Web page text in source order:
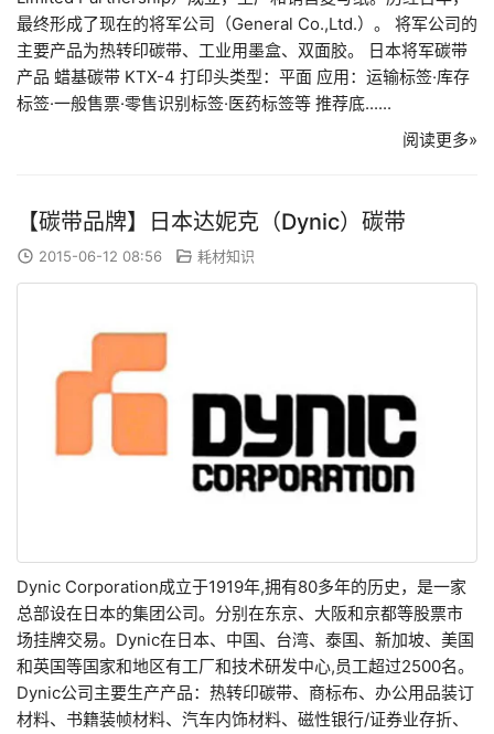
最终形成了现在的将军公司（General Co.,Ltd.）。 将军公司的
主要产品为热转印碳带、工业用墨盒、双面胶。 日本将军碳带
产品 蜡基碳带 KTX-4 打印头类型：平面 应用：运输标签·库存
标签·一般售票·零售识别标签·医药标签等 推荐底......
阅读更多»
【碳带品牌】日本达妮克（Dynic）碳带
2015-06-12 08:56 耗材知识
Dynic Corporation成立于1919年,拥有80多年的历史，是一家
总部设在日本的集团公司。分别在东京、大阪和京都等股票市
场挂牌交易。Dynic在日本、中国、台湾、泰国、新加坡、美国
和英国等国家和地区有工厂和技术研发中心,员工超过2500名。
Dynic公司主要生产产品：热转印碳带、商标布、办公用品装订
材料、书籍装帧材料、汽车内饰材料、磁性银行/证券业存折、